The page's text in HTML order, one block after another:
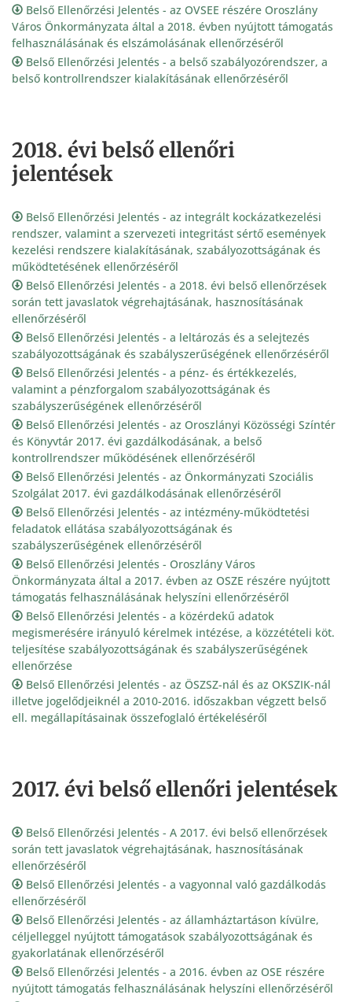
Belső Ellenőrzési Jelentés - az OVSEE részére Oroszlány
Város Önkormányzata által a 2018. évben nyújtott támogatás
felhasználásának és elszámolásának ellenőrzéséről
Belső Ellenőrzési Jelentés - a belső szabályozórendszer, a
belső kontrollrendszer kialakításának ellenőrzéséről
2018. évi belső ellenőri
jelentések
Belső Ellenőrzési Jelentés - az integrált kockázatkezelési
rendszer, valamint a szervezeti integritást sértő események
kezelési rendszere kialakításának, szabályozottságának és
működtetésének ellenőrzéséről
Belső Ellenőrzési Jelentés - a 2018. évi belső ellenőrzések
során tett javaslatok végrehajtásának, hasznosításának
ellenőrzéséről
Belső Ellenőrzési Jelentés - a leltározás és a selejtezés
szabályozottságának és szabályszerűségének ellenőrzéséről
Belső Ellenőrzési Jelentés - a pénz- és értékkezelés,
valamint a pénzforgalom szabályozottságának és
szabályszerűségének ellenőrzéséről
Belső Ellenőrzési Jelentés - az Oroszlányi Közösségi Színtér
és Könyvtár 2017. évi gazdálkodásának, a belső
kontrollrendszer működésének ellenőrzéséről
Belső Ellenőrzési Jelentés - az Önkormányzati Szociális
Szolgálat 2017. évi gazdálkodásának ellenőrzéséről
Belső Ellenőrzési Jelentés - az intézmény-működtetési
feladatok ellátása szabályozottságának és
szabályszerűségének ellenőrzéséről
Belső Ellenőrzési Jelentés - Oroszlány Város
Önkormányzata által a 2017. évben az OSZE részére nyújtott
támogatás felhasználásának helyszíni ellenőrzéséről
Belső Ellenőrzési Jelentés - a közérdekű adatok
megismerésére irányuló kérelmek intézése, a közzétételi köt.
teljesítése szabályozottságának és szabályszerűségének
ellenőrzése
Belső Ellenőrzési Jelentés - az ÖSZSZ-nál és az OKSZIK-nál
illetve jogelődjeiknél a 2010-2016. időszakban végzett belső
ell. megállapításainak összefoglaló értékeléséről
2017. évi belső ellenőri jelentések
Belső Ellenőrzési Jelentés - A 2017. évi belső ellenőrzések
során tett javaslatok végrehajtásának, hasznosításának
ellenőrzéséről
Belső Ellenőrzési Jelentés - a vagyonnal való gazdálkodás
ellenőrzéséről
Belső Ellenőrzési Jelentés - az államháztartáson kívülre,
céljelleggel nyújtott támogatások szabályozottságának és
gyakorlatának ellenőrzéséről
Belső Ellenőrzési Jelentés - a 2016. évben az OSE részére
nyújtott támogatás felhasználásának helyszíni ellenőrzéséről